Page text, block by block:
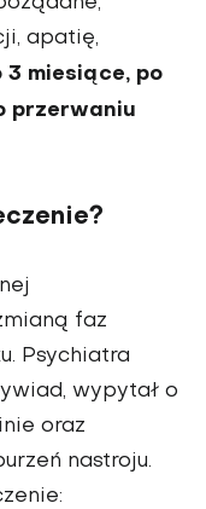
apatię,
3 miesiące, po
przerwaniu
faz
Psychiatra
wypytał o
oraz
nastroju.